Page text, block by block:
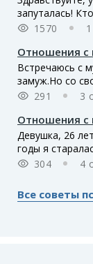
запуталась!
1570
Отношения с
Встречаюсь с
замуж.Но со
291
3
Отношения с
Девушка, 26
годы я
304
4
Все советы